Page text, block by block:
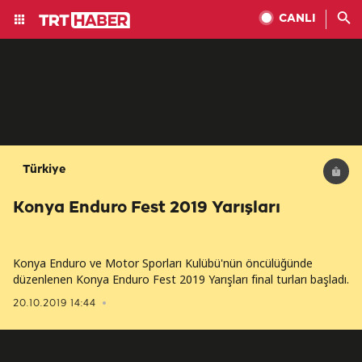
CANLI
Türkiye
Konya Enduro Fest 2019 Yarışları
20.10.2019 14:44
Konya Enduro ve Motor Sporları Kulübü'nün öncülüğünde
düzenlenen Konya Enduro Fest 2019 Yarışları final turları başladı.